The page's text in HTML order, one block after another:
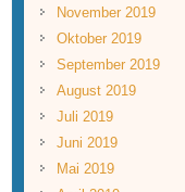
November 2019
Oktober 2019
September 2019
August 2019
Juli 2019
Juni 2019
Mai 2019